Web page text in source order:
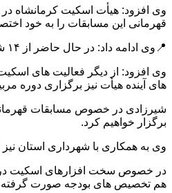
وی افزود: هیأت اسکیت کرمانشاه
قهرمانی این مسابقات را به خود
📍وی ادامه داد: در حال حاضر از ۱۴ شهرستان استان کرمانشاه در ۱۲ شهرستان رشته اسکیت فعال و دارای هیأت می باشد و ورزشکاران زیر نظر مربیان رسمی فدراسیون آموزش می بینند.
های آینده هیأت نیز برگزاری دوره
شیرزادی در خصوص مسابقات قهرمانی
برگزار خواهیم کرد.
وی به همکاری با شهرداری استان
هم تخصیص های بودجه صورت گرفته و